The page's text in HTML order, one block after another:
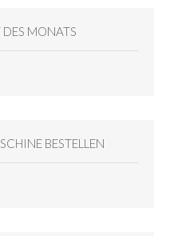
MONATS
BESTELLEN